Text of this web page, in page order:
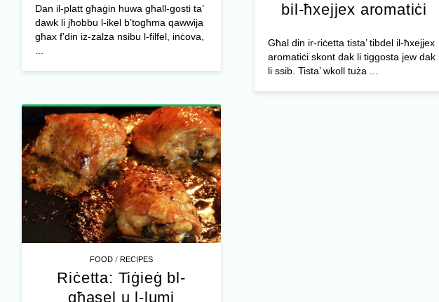
Dan il-platt għaġin huwa għall-gosti ta’
dawk li jħobbu l-ikel b’togħma qawwija
għax f’din iz-zalza nsibu l-filfel, inċova,
bil-ħxejjex aromatiċi
Għal din ir-riċetta tista’ tibdel il-ħxejjex
aromatiċi skont dak li tiggosta jew dak
li ssib. Tista’ wkoll tuża ...
FOOD /RECIPES
Riċetta: Tiġieġ bl-
għasel u l-lumi